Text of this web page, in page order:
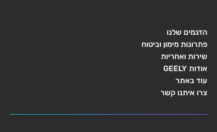
הדגמים שלנו
פתרונות מימון וביטוח
שירות ואחריות
אודות GEELY
עוד באתר
צרו איתנו קשר